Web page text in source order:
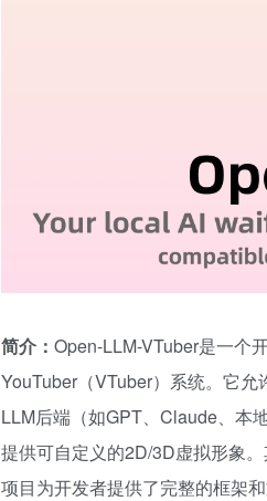
简介： Open-LLM-VTuber是一个
YouTuber（VTuber）系统。它
LLM后端（如GPT、Claude、本
提供可自定义的2D/3D虚拟形象
项目为开发者提供了完整的框架